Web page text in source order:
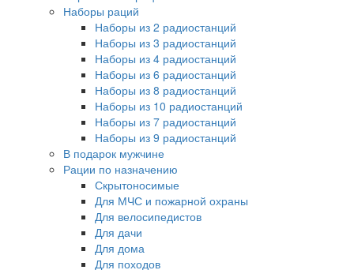
Наборы раций
Наборы из 2 радиостанций
Наборы из 3 радиостанций
Наборы из 4 радиостанций
Наборы из 6 радиостанций
Наборы из 8 радиостанций
Наборы из 10 радиостанций
Наборы из 7 радиостанций
Наборы из 9 радиостанций
В подарок мужчине
Рации по назначению
Скрытоносимые
Для МЧС и пожарной охраны
Для велосипедистов
Для дачи
Для дома
Для походов